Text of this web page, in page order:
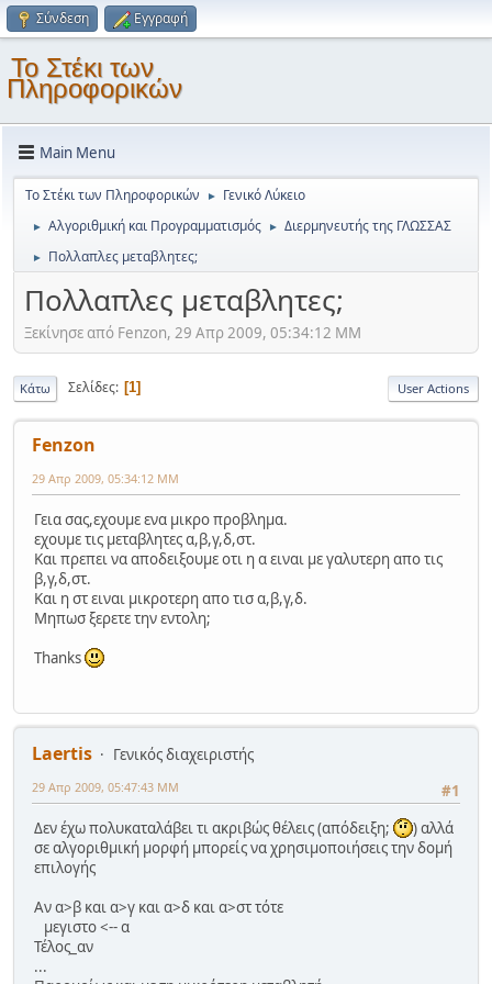
Σύνδεση Εγγραφή
Το Στέκι των
Πληροφορικών
Main Menu
Το Στέκι των Πληροφορικών ► Γενικό Λύκειο
► Αλγοριθμική και Προγραμματισμός ► Διερμηνευτής της ΓΛΩΣΣΑΣ
► Πολλαπλες μεταβλητες;
Πολλαπλες μεταβλητες;
Ξεκίνησε από Fenzon, 29 Απρ 2009, 05:34:12 ΜΜ
Κάτω Σελίδες 1 User Actions
Fenzon
29 Απρ 2009, 05:34:12 ΜΜ
Γεια σας,εχουμε ενα μικρο προβλημα.
εχουμε τις μεταβλητες α,β,γ,δ,στ.
Και πρεπει να αποδειξουμε οτι η α ειναι με γαλυτερη απο τις
β,γ,δ,στ.
Και η στ ειναι μικροτερη απο τισ α,β,γ,δ.
Μηπωσ ξερετε την εντολη;
Thanks
Laertis
Γενικός διαχειριστής
#1
29 Απρ 2009, 05:47:43 ΜΜ
Δεν έχω πολυκαταλάβει τι ακριβώς θέλεις (απόδειξη;
) αλλά
σε αλγοριθμική μορφή μπορείς να χρησιμοποιήσεις την δομή
επιλογής
Αν α>β και α>γ και α>δ και α>στ τότε
μεγιστο <-- α
Τέλος_αν
...